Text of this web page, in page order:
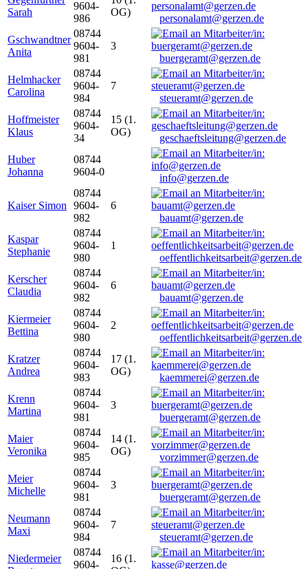
Sarah
9604-
986
OG)
personalamt@gerzen.de
Gschwandtner
Anita
08744
9604-
981
3
buergeramt@gerzen.de
Helmhacker
Carolina
08744
9604-
984
7
steueramt@gerzen.de
Hoffmeister
Klaus
08744
9604-
34
15 (1.
OG)
geschaeftsleitung@gerzen.de
Huber
Johanna
08744
9604-0
info@gerzen.de
Kaiser Simon
08744
9604-
982
6
bauamt@gerzen.de
Kaspar
Stephanie
08744
9604-
980
1
oeffentlichkeitsarbeit@gerzen.de
Kerscher
Claudia
08744
9604-
982
6
bauamt@gerzen.de
Kiermeier
Bettina
08744
9604-
980
2
oeffentlichkeitsarbeit@gerzen.de
Kratzer
Andrea
08744
9604-
983
17 (1.
OG)
kaemmerei@gerzen.de
Krenn
Martina
08744
9604-
981
3
buergeramt@gerzen.de
Maier
Veronika
08744
9604-
985
14 (1.
OG)
vorzimmer@gerzen.de
Meier
Michelle
08744
9604-
981
3
buergeramt@gerzen.de
Neumann
Maxi
08744
9604-
984
7
steueramt@gerzen.de
Niedermeier
08744
9604-
16 (1.